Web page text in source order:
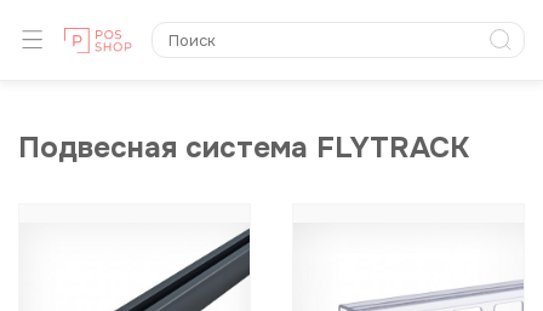
Подвесная система FLYTRACK